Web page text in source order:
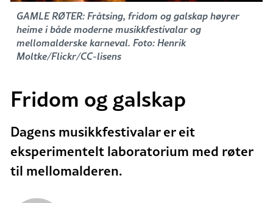
GAMLE RØTER: Fråtsing, fridom og galskap høyrer
heime i både moderne musikkfestivalar og
mellomalderske karneval. Foto: Henrik
Moltke/Flickr/CC-lisens
Fridom og galskap
Dagens musikkfestivalar er eit
eksperimentelt laboratorium med røter
til mellomalderen.